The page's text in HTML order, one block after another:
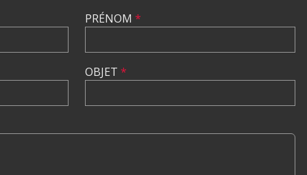
PRÉNOM *
OBJET *